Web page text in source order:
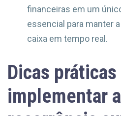
financeiras em um
essencial para manter
caixa em tempo real.
Dicas práticas
implementar a